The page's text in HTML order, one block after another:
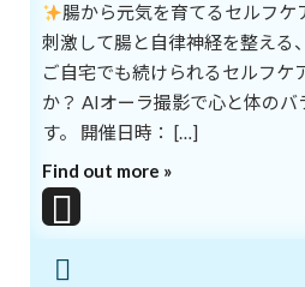
夢に向かって
2021年6月14日
腸から元気を育てるセルフケ
刺激して腸と自律神経を整える
ご自宅でも続けられるセルフケ
か？ AIオーラ撮影で心と体の
す。 開催日時： […]
Find out more »